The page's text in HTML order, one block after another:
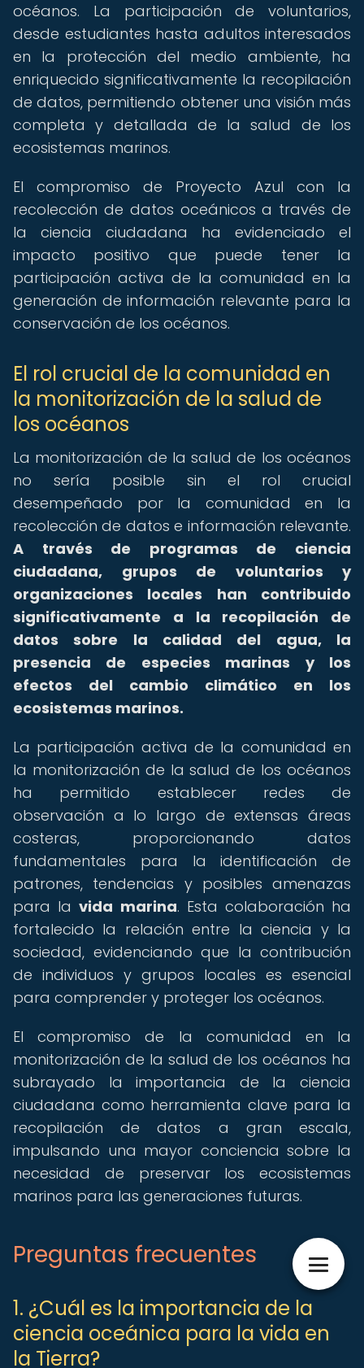
océanos. La participación de voluntarios,
desde estudiantes hasta adultos interesados
en la protección del medio ambiente, ha
enriquecido significativamente la recopilación
de datos, permitiendo obtener una visión más
completa y detallada de la salud de los
ecosistemas marinos.
El compromiso de Proyecto Azul con la
recolección de datos oceánicos a través de
la ciencia ciudadana ha evidenciado el
impacto positivo que puede tener la
participación activa de la comunidad en la
generación de información relevante para la
conservación de los océanos.
El rol crucial de la comunidad en
la monitorización de la salud de
los océanos
La monitorización de la salud de los océanos
no sería posible sin el rol crucial
desempeñado por la comunidad en la
recolección de datos e información relevante.
A través de programas de ciencia
ciudadana, grupos de voluntarios y
organizaciones locales han contribuido
significativamente a la recopilación de
datos sobre la calidad del agua, la
presencia de especies marinas y los
efectos del cambio climático en los
ecosistemas marinos.
La participación activa de la comunidad en
la monitorización de la salud de los océanos
ha permitido establecer redes de
observación a lo largo de extensas áreas
costeras, proporcionando datos
fundamentales para la identificación de
patrones, tendencias y posibles amenazas
para lavida marina. Esta colaboración ha
fortalecido la relación entre la ciencia y la
sociedad, evidenciando que la contribución
de individuos y grupos locales es esencial
para comprender y proteger los océanos.
El compromiso de la comunidad en la
monitorización de la salud de los océanos ha
subrayado la importancia de la ciencia
ciudadana como herramienta clave para la
recopilación de datos a gran escala,
impulsando una mayor conciencia sobre la
necesidad de preservar los ecosistemas
marinos para las generaciones futuras.
Preguntas frecuentes
1. ¿Cuál es la importancia de la
ciencia oceánica para la vida en
la Tierra?